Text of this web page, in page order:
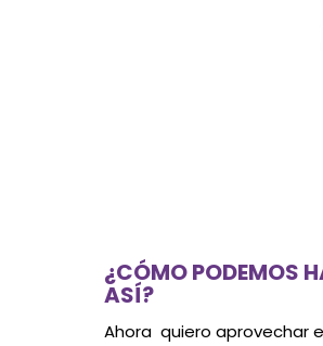
¿CÓMO PODEMOS
ASÍ?
Ahora quiero aprovechar